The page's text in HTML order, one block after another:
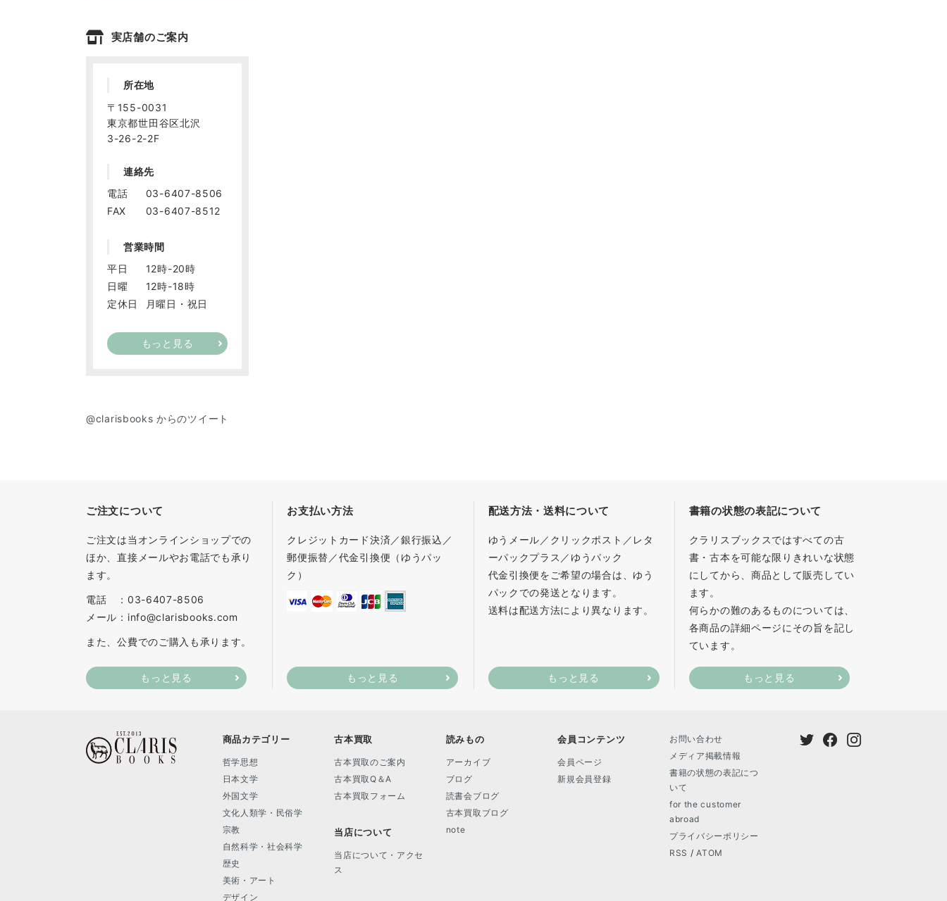
実店舗のご案内
所在地
〒155-0031
東京都世田谷区北沢
3-26-2-2F
連絡先
電話
03-6407-8506
FAX
03-6407-8512
営業時間
平日
12時-20時
日曜
12時-18時
定休日
月曜日・祝日
もっと見る
@clarisbooks からのツイート
ご注文について
ご注文は当オンラインショップでの
ほか、直接メールやお電話でも承り
ます。
電話 ：03-6407-8506
メール：info@clarisbooks.com
また、公費でのご購入も承ります。
もっと見る
お支払い方法
クレジットカード決済／銀行振込／
郵便振替／代金引換便（ゆうパッ
ク）
もっと見る
配送方法・送料について
ゆうメール／クリックポスト／レタ
ーパックプラス／ゆうパック
代金引換便をご希望の場合は、ゆう
パックでの発送となります。
送料は配送方法により異なります。
もっと見る
書籍の状態の表記について
クラリスブックスではすべての古
書・古本を可能な限りきれいな状態
にしてから、商品として販売してい
ます。
何らかの難のあるものについては、
各商品の詳細ページにその旨を記し
ています。
もっと見る
商品カテゴリー
哲学思想
日本文学
外国文学
文化人類学・民俗学
宗教
自然科学・社会科学
歴史
美術・アート
デザイン
古本買取
古本買取のご案内
古本買取Q＆A
古本買取フォーム
当店について
当店について・アクセ
ス
読みもの
アーカイブ
ブログ
読書会ブログ
古本買取ブログ
note
会員コンテンツ
会員ページ
新規会員登録
お問い合わせ
メディア掲載情報
書籍の状態の表記につ
いて
for the customer
abroad
プライバシーポリシー
RSS /ATOM